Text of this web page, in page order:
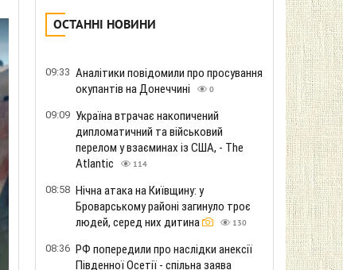
ОСТАННІ НОВИНИ
09:33 Аналітики повідомили про просування
окупантів на Донеччині
0
09:09 Україна втрачає накопичений
дипломатичний та військовий
перелом у взаєминах із США, - The
Atlantic
114
08:58 Нічна атака на Київщину: у
Броварському районі загинуло троє
людей, серед них дитина
130
08:36 РФ попередили про наслідки анексії
Південної Осетії - спільна заява